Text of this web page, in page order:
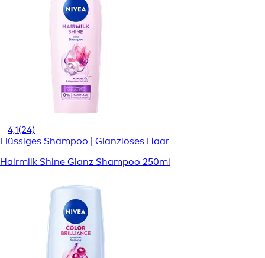
4,1(24)
Flüssiges Shampoo | Glanzloses Haar
Hairmilk Shine Glanz Shampoo 250ml